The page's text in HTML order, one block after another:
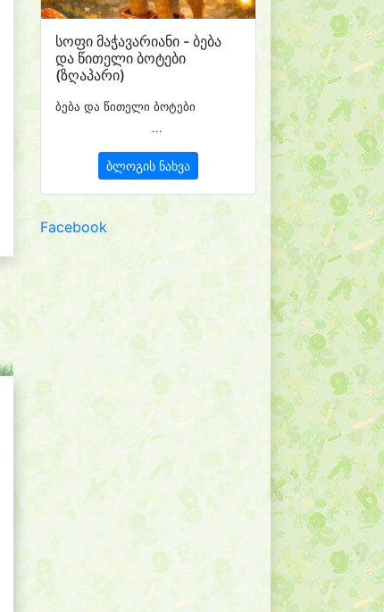
სოფი მაჭავარიანი - ბება
და წითელი ბოტები
(ზღაპარი)
ბება და წითელი ბოტები
...
ბლოგის ნახვა
Facebook